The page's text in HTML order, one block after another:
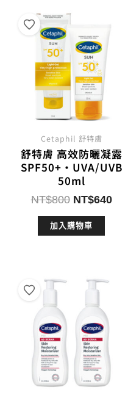
Cetaphil 舒特膚
舒特膚 高效防曬凝露
SPF50+‧UVA/UVB
50ml
NT$800 原
始
價
NT$640目
加入購物車